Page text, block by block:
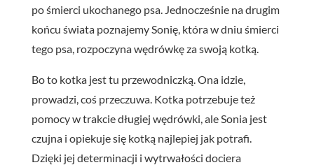
po śmierci ukochanego psa. Jednocześnie na drugim
końcu świata poznajemy Sonię, która w dniu śmierci
tego psa, rozpoczyna wędrówkę za swoją kotką.
Bo to kotka jest tu przewodniczką. Ona idzie,
prowadzi, coś przeczuwa. Kotka potrzebuje też
pomocy w trakcie długiej wędrówki, ale Sonia jest
czujna i opiekuje się kotką najlepiej jak potrafi.
Dzięki jej determinacji i wytrwałości dociera